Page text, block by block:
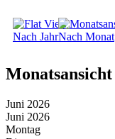
Nach JahrNach Monat
Monatsansicht
Juni 2026
Juni 2026
Montag